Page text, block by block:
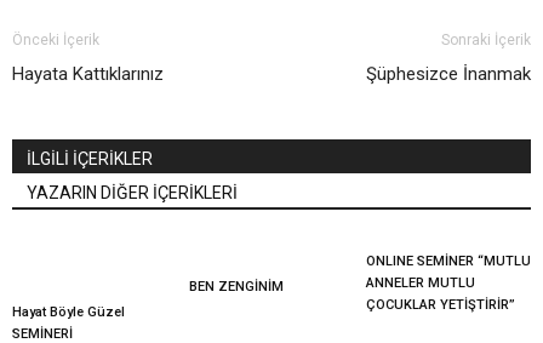
Önceki İçerik
Hayata Kattıklarınız
Sonraki İçerik
Şüphesizce İnanmak
İLGİLİ İÇERİKLER
YAZARIN DİĞER İÇERİKLERİ
Hayat Böyle Güzel
SEMİNERİ
BEN ZENGİNİM
ONLINE SEMİNER “MUTLU
ANNELER MUTLU
ÇOCUKLAR YETİŞTİRİR”